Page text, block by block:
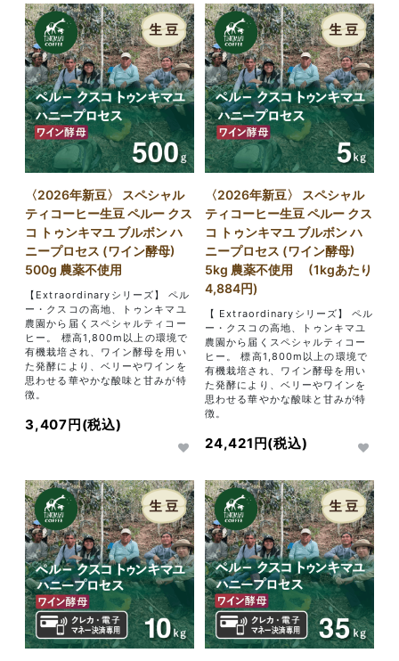
〈2026年新豆〉 スペシャル
ティコーヒー生豆 ペルー クス
コ トゥンキマユ ブルボン ハ
ニープロセス (ワイン酵母)
500g 農薬不使用
【Extraordinaryシリーズ】 ペル
ー・クスコの高地、トゥンキマユ
農園から届くスペシャルティコー
ヒー。 標高1,800m以上の環境で
有機栽培され、ワイン酵母を用い
た発酵により、ベリーやワインを
思わせる華やかな酸味と甘みが特
徴。
3,407円(税込)
〈2026年新豆〉 スペシャル
ティコーヒー生豆 ペルー クス
コ トゥンキマユ ブルボン ハ
ニープロセス (ワイン酵母)
5kg 農薬不使用 (1kgあたり
4,884円)
【 Extraordinaryシリーズ】 ペル
ー・クスコの高地、トゥンキマユ
農園から届くスペシャルティコー
ヒー。 標高1,800m以上の環境で
有機栽培され、ワイン酵母を用い
た発酵により、ベリーやワインを
思わせる華やかな酸味と甘みが特
徴。
24,421円(税込)